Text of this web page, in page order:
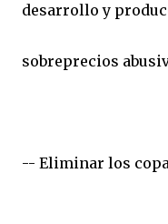
desarrollo y
sobreprecios
-- Eliminar los